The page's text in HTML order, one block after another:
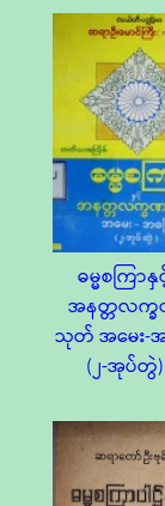
ဓမ္မစကြာ
အနတ္တလက္
သုတ် အမေး-အ
(၂-အုပ်တွဲ)